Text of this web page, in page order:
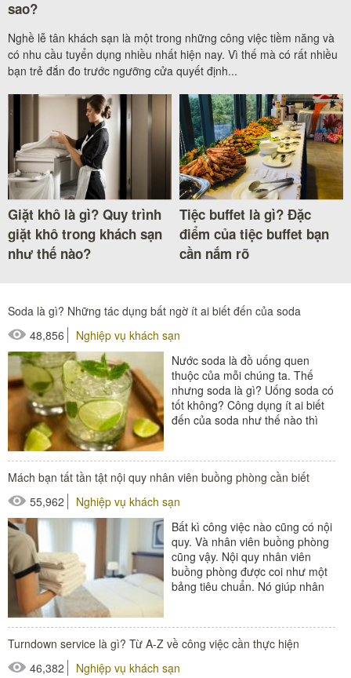
sao?
Nghề lễ tân khách sạn là một trong những công việc tiềm năng và
có nhu cầu tuyển dụng nhiều nhất hiện nay. Vì thế mà có rất nhiều
bạn trẻ đắn đo trước ngưỡng cửa quyết định...
Giặt khô là gì? Quy trình
giặt khô trong khách sạn
như thế nào?
Tiệc buffet là gì? Đặc
điểm của tiệc buffet bạn
cần nắm rõ
Soda là gì? Những tác dụng bất ngờ ít ai biết đến của soda
48,856
Nghiệp vụ khách sạn
Nước soda là đồ uống quen
thuộc của mỗi chúng ta. Thế
nhưng soda là gì? Uống soda có
tốt không? Công dụng ít ai biết
đến của soda như thế nào thì
#thiết bị nhà hàng - bếp
Mách bạn tất tần tật nội quy nhân viên buồng phòng cần biết
55,962
Nghiệp vụ khách sạn
Bất kì công việc nào cũng có nội
quy. Và nhân viên buồng phòng
cũng vậy. Nội quy nhân viên
buồng phòng được coi như một
bảng tiêu chuẩn. Nó giúp nhân
#thiết bị buồng phòng
Turndown service là gì? Từ A-Z về công việc cần thực hiện
46,382
Nghiệp vụ khách sạn